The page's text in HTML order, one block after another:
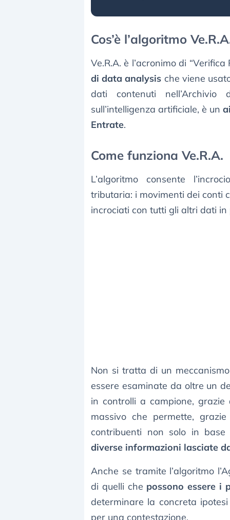
Cos’è l’algoritmo
Ve.R.A. è l’acronimo di
di data analysis che viene
dati contenuti nell’Archivio
sull’intelligenza artificiale, è un
Entrate.
Come funziona Ve.R.A.
L’algoritmo consente
tributaria: i movimenti dei conti
incrociati con tutti gli altri dati in
Non si tratta di un
essere esaminate da oltre un
in controlli a campione, grazie
massivo che permette,
contribuenti non solo in
diverse informazioni lasciate
Anche se tramite l’algoritmo
di quelli che possono essere i
determinare la concreta
per una contestazione.